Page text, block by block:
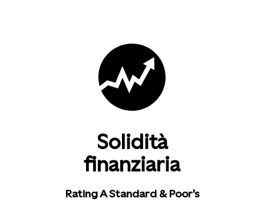
Solidità
finanziaria
Rating A Standard & Poor's